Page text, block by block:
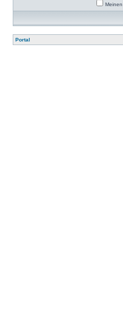
Portal